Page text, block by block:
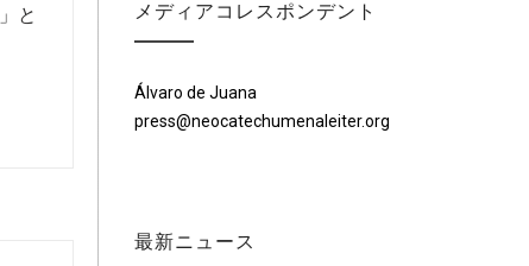
と
メディアコレスポンデント
Álvaro de Juana
press@neocatechumenaleiter.org
最新ニュース